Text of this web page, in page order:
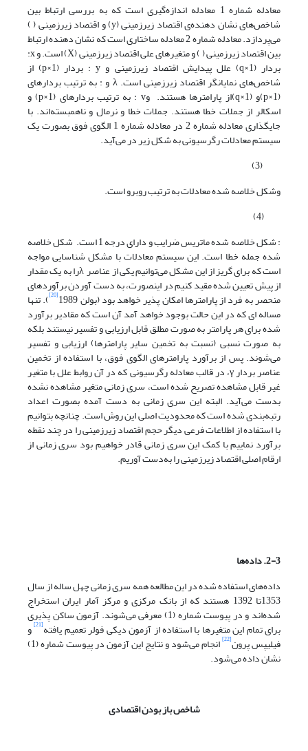
معادله شماره 1 معادله اندازه‌گیری است که به بررسی ارتباط بین
شاخص‌های نشان دهنده‌ی اقتصاد زیرزمینی (y) و اقتصاد زیرزمینی ( )
می‌پردازد. معادله شماره 2 معادله ساختاری است که نشان دهنده ارتباط
بین اقتصاد زیرزمینی ( ) و متغیر‌های علی اقتصاد زیرزمینی (X) است. و x:
بردار (q×1) علل پیدایش اقتصاد زیرزمینی و y : بردار (p×1) از
شاخص‌های نمایانگر اقتصاد زیرزمینی است. λ و : به ترتیب بردارهای
(p×1)و (q×1)از پارامترها هستند. وv : به ترتیب بردارهای (p×1) و
اسکالر از جملات خطا هستند. جملات خطا و نرمال و ناهمبسته‌اند. با
جایگذاری معادله شماره 2 در معادله شماره 1 الگوی فوق بصورت یک
سیستم معادلات رگرسیونی به شکل زیر در می‌آید.
(3)
وشکل خلاصه شده معادلات به ترتیب روبرو است.
(4)
: شکل خلاصه شده ماتریس ضرایب و دارای درجه 1 است. شکل خلاصه
شده جمله خطا است. این سیستم معادلات با مشکل شناسایی مواجه
است که برای گریز از این مشکل می‌توانیم یکی از عناصر λرا به یک مقدار
از پیش تعیین شده مقید کنیم در اینصورت، به دست آوردن برآوردهای
منحصر به فرد از پارامترها امکان پذیر خواهد بود (بولن 1989 [20] ). تنها
مساله ای که در این حالت بوجود خواهد آمد آن است که مقادیر برآورد
شده برای هر پارامتر به صورت مطلق قابل ارزیابی و تفسیر نیستند بلکه
به صورت نسبی (نسبت به تخمین سایر پارامترها) ارزیابی و تفسیر
می‌شوند. پس از برآورد پارامترهای الگوی فوق، با استفاده از تخمین
عناصر بردار γ، در قالب معادله رگرسیونی که در آن روابط علل با متغیر
غیر قابل مشاهده تصریح شده است، سری زمانی متغیر مشاهده نشده
بدست می‌آید. البته این سری زمانی به دست آمده بصورت اعداد
رتبه‌بندی شده است که محدودیت اصلی این روش است. چنانچه بتوانیم
با استفاده از اطلاعات فرعی دیگر حجم اقتصاد زیرزمینی را در چند نقطه
برآورد نماییم با کمک این سری زمانی قادر خواهیم بود سری زمانی از
ارقام اصلی اقتصاد زیرزمینی را به‌دست آوریم.
2-3. داده‌ها
داده‌های استفاده شده در این مطالعه همه سری زمانی چهل ساله از سال
1353تا 1392 هستند که از بانک مرکزی و مرکز آمار ایران استخراج
شده‌اند و در پیوست شماره (1) معرفی می‌شوند. آزمون ساکن پذیری
برای تمام این متغیرها با استفاده از آزمون دیکی فولر تعمیم یافته[21] و
فیلیپس پرون[22] انجام می‌شود و نتایج این آزمون در پیوست شماره (1)
نشان داده می‌شود.
شاخص باز بودن اقتصادی